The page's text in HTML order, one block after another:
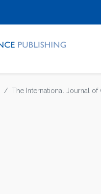
The International Journal